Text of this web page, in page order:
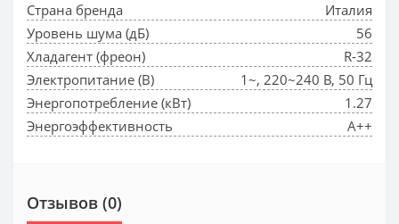
Страна бренда
Италия
Уровень шума (дБ)
56
Хладагент (фреон)
R-32
Электропитание (В)
1~, 220~240 В, 50 Гц
Энергопотребление (кВт)
1.27
Энергоэффективность
A++
Отзывов (0)